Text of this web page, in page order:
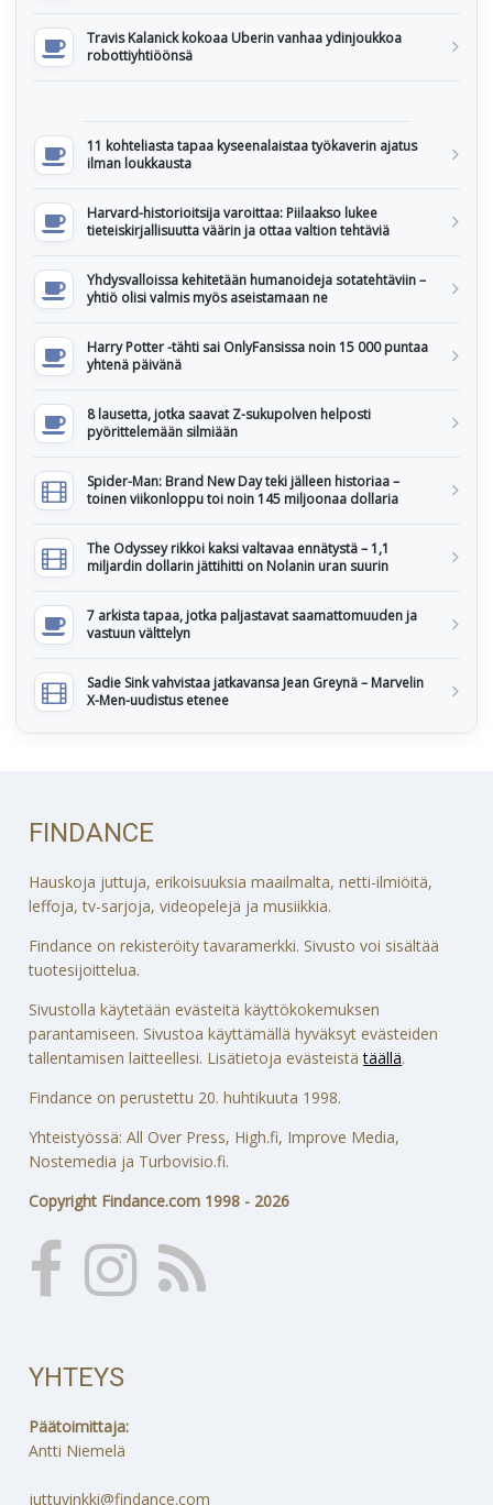
Travis Kalanick kokoaa Uberin vanhaa ydinjoukkoa
robottiyhtiöönsä
11 kohteliasta tapaa kyseenalaistaa työkaverin ajatus
ilman loukkausta
Harvard-historioitsija varoittaa: Piilaakso lukee
tieteiskirjallisuutta väärin ja ottaa valtion tehtäviä
Yhdysvalloissa kehitetään humanoideja sotatehtäviin –
yhtiö olisi valmis myös aseistamaan ne
Harry Potter -tähti sai OnlyFansissa noin 15 000 puntaa
yhtenä päivänä
8 lausetta, jotka saavat Z-sukupolven helposti
pyörittelemään silmiään
Spider-Man: Brand New Day teki jälleen historiaa –
toinen viikonloppu toi noin 145 miljoonaa dollaria
The Odyssey rikkoi kaksi valtavaa ennätystä – 1,1
miljardin dollarin jättihitti on Nolanin uran suurin
7 arkista tapaa, jotka paljastavat saamattomuuden ja
vastuun välttelyn
Sadie Sink vahvistaa jatkavansa Jean Greynä – Marvelin
X-Men-uudistus etenee
FINDANCE
Hauskoja juttuja, erikoisuuksia maailmalta, netti-ilmiöitä,
leffoja, tv-sarjoja, videopelejä ja musiikkia.
Findance on rekisteröity tavaramerkki. Sivusto voi sisältää
tuotesijoittelua.
Sivustolla käytetään evästeitä käyttökokemuksen
parantamiseen. Sivustoa käyttämällä hyväksyt evästeiden
tallentamisen laitteellesi. Lisätietoja evästeistätäällä.
Findance on perustettu 20. huhtikuuta 1998.
Yhteistyössä: All Over Press, High.fi, Improve Media,
Nostemedia ja Turbovisio.fi.
Copyright Findance.com 1998 - 2026
YHTEYS
Päätoimittaja:
Antti Niemelä
juttuvinkki@findance.com